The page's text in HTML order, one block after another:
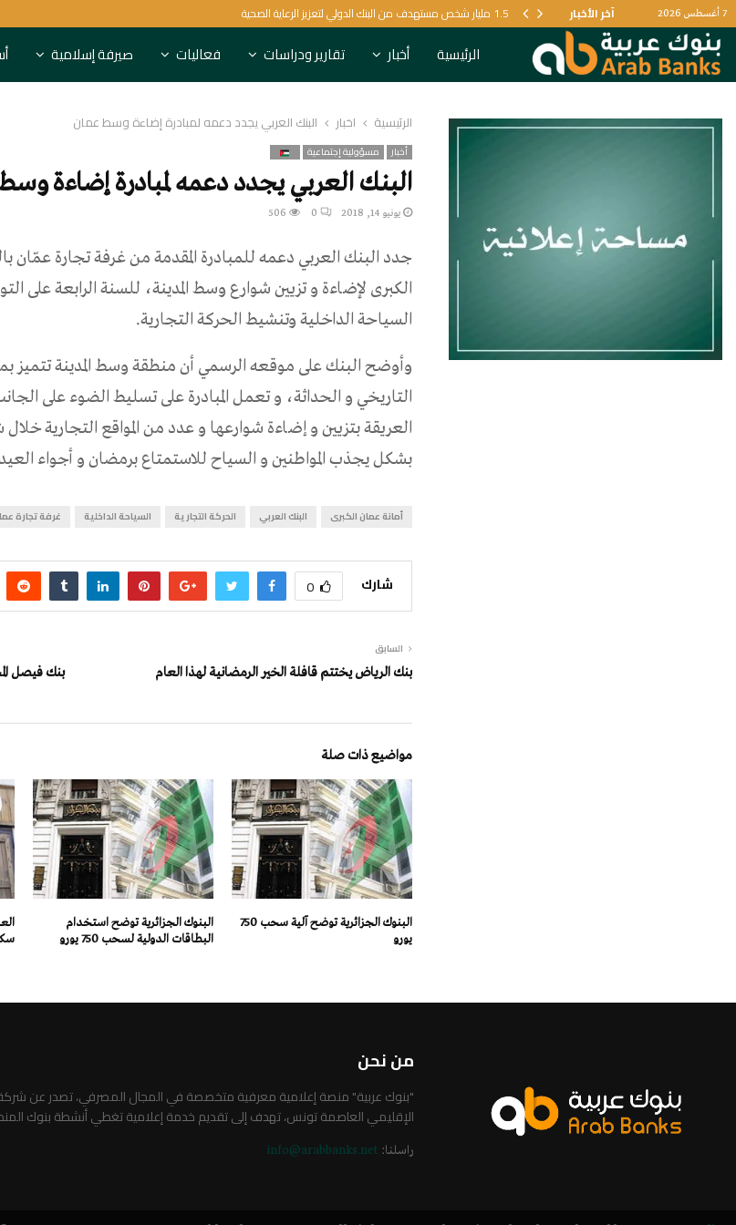
7 أغسطس 2026 آخر الأخبار 1.5 مليار شخص مستهدف من البنك الدولي لتعزيز الرعاية الصحية
الرئيسية أخبار تقارير ودراسات فعاليات صيرفة إسلامية
الرئيسية أخبار البنك العربي يجدد دعمه لمبادرة إضاءة وسط عمان
أخبار مسؤولية إجتماعية
البنك العربي يجدد دعمه لمبادرة إضاءة
يونيو 14, 2018 0
506
جدد البنك العربي دعمه للمبادرة المقدمة من غرفة تجارة عمّان
الكبرى لإضاءة و تزيين شوارع وسط المدينة، للسنة الرابعة على
السياحة الداخلية وتنشيط الحركة التجارية.
وأوضح البنك على موقعه الرسمي أن منطقة وسط المدينة تتميز
التاريخي و الحداثة، و تعمل المبادرة على تسليط الضوء على
العريقة بتزيين و إضاءة شوارعها و عدد من المواقع التجارية
بشكل يجذب المواطنين و السياح للاستمتاع برمضان و أجواء
أمانة عمان الكبرى البنك العربي الحركة التجارية السياحة الداخلية غرفة تجارة
شارك 0
السابق
بنك الرياض يختتم قافلة الخير الرمضانية لهذا العام
بنك فيصل
مواضيع ذات صلة
البنوك الجزائرية توضح آلية سحب 750
يورو
البنوك الجزائرية توضح استخدام
البطاقات الدولية لسحب 750 يورو
من نحن
"بنوك عربية" منصة إعلامية معرفية متخصصة في المجال المصرفي، تصدر عن شركة
الإقليمي العاصمة تونس، تهدف إلى تقديم خدمة إعلامية تغطي أنشطة بنوك
راسلنا: info@arabbanks.net